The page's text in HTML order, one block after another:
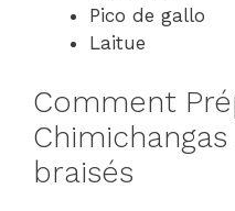
Pico de gallo
Laitue
Comment
braisés